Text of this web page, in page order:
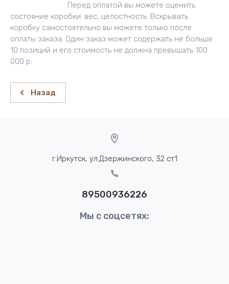
Перед оплатой вы можете оценить
состояние коробки: вес, целостность. Вскрывать
коробку самостоятельно вы можете только после
оплаты заказа. Один заказ может содержать не больше
10 позиций и его стоимость не должна превышать 100
000 р.
Назад
г.Иркутск, ул.Дзержинского, 32 ст1
89500936226
Мы с соцсетях: